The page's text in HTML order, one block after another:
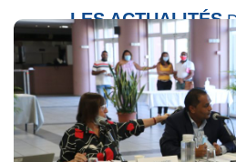
LES ACTUALITÉS